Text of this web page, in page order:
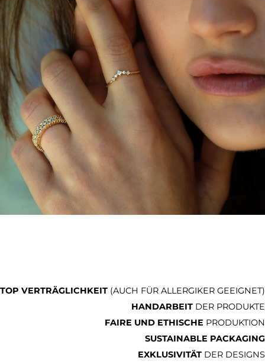
TOP VERTRÄGLICHKEIT (AUCH FÜR ALLERGIKER GEEIGNET)
HANDARBEIT DER PRODUKTE
FAIRE UND ETHISCHE PRODUKTION
SUSTAINABLE PACKAGING
EXKLUSIVITÄT DER DESIGNS